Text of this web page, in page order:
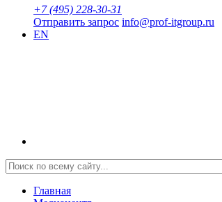
+7 (495) 228-30-31
Отправить запрос info@prof-itgroup.ru
EN
Главная